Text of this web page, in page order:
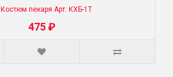
475 ₽